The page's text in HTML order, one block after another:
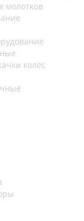
молотков
колес